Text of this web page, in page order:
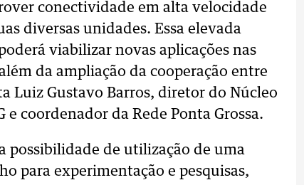
conectividade em alta velocidade
diversas unidades. Essa elevada
viabilizar novas aplicações nas
da ampliação da cooperação entre
Luiz Gustavo Barros, diretor do Núcleo
e coordenador da Rede Ponta Grossa.
possibilidade de utilização de uma
para experimentação e pesquisas,